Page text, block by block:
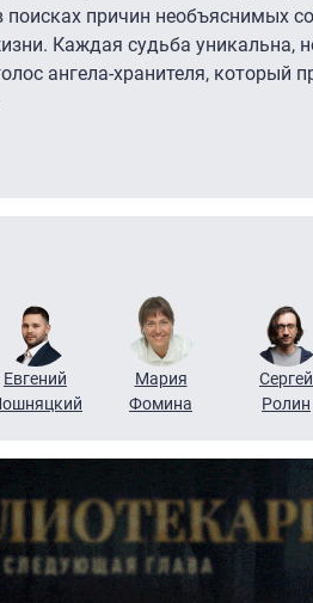
причин необъяснимых
Каждая судьба уникальна,
ангела-хранителя, который
Евгений
Мария
Фомина
Сергей
Ролин